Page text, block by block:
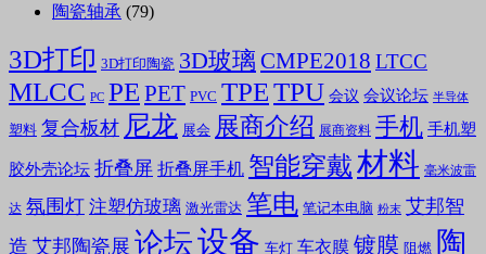
陶瓷轴承 (79)
3D打印 3D打印陶瓷 3D玻璃 CMPE2018 LTCC
MLCC PC PE PET PVC TPETPU 会议 会议论坛 半导体
塑料 复合板材 尼龙 展会 展商介绍 展商资料 手机 手机塑
胶外壳论坛 折叠屏 折叠屏手机 智能穿戴材料 毫米波雷
达 氛围灯 注塑仿玻璃 激光雷达 笔电 笔记本电脑 粉末 艾邦智
造 艾邦陶瓷展 论坛设备 车灯 车衣膜 镀膜 阻燃 陶